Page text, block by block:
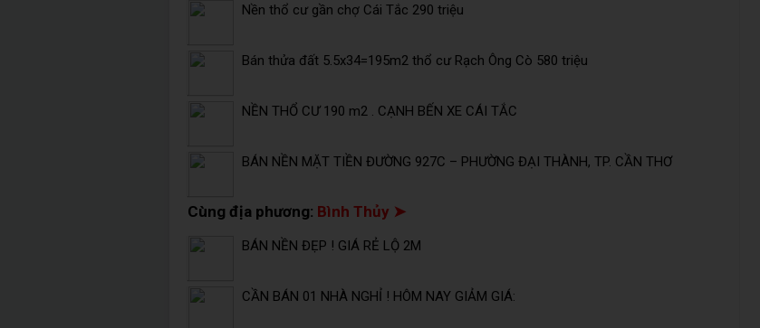
Nền thổ cư gần chợ Cái Tắc 290 triệu
Bán thửa đất 5.5x34=195m2 thổ cư Rạch Ông Cò 580 triệu
NỀN THỔ CƯ 190 m2 . CẠNH BẾN XE CÁI TẮC
BÁN NỀN MẶT TIỀN ĐƯỜNG 927C – PHƯỜNG ĐẠI THÀNH, TP. CẦN THƠ
Cùng địa phương: Bình Thủy ➤
BÁN NỀN ĐẸP ! GIÁ RẺ LỘ 2M
CẦN BÁN 01 NHÀ NGHỈ ! HÔM NAY GIẢM GIÁ: